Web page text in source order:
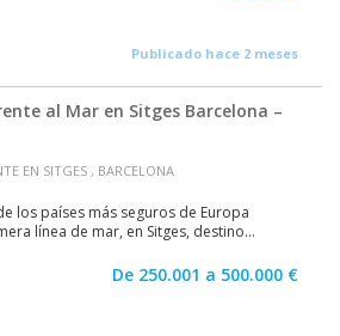
Publicado hace 2 meses
al Mar en Sitges Barcelona –
EN SITGES , BARCELONA
los países más seguros de Europa
línea de mar, en Sitges, destino...
De 250.001 a 500.000 €